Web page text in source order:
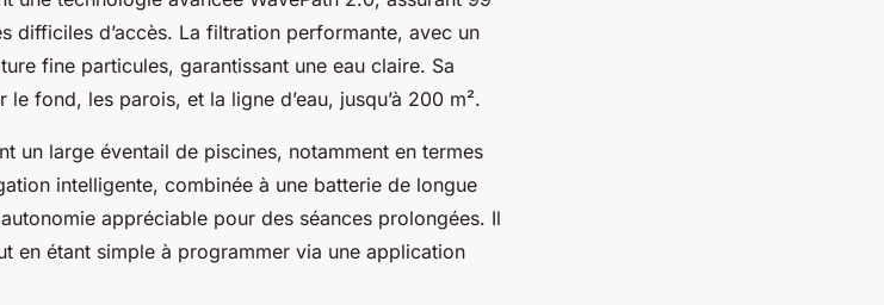
difficiles d’accès. La filtration performante, avec un
fine particules, garantissant une eau claire. Sa
fond, les parois, et la ligne d’eau, jusqu’à 200 m².
un large éventail de piscines, notamment en termes
intelligente, combinée à une batterie de longue
appréciable pour des séances prolongées. Il
en étant simple à programmer via une application